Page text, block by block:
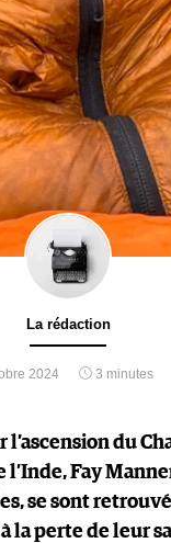
La rédaction
2024 3 minutes
du
l’Inde, Fay
se sont
perte de leur